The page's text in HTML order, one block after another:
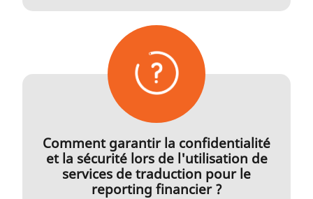
Comment garantir la confidentialité
et la sécurité lors de l'utilisation de
services de traduction pour le
reporting financier ?